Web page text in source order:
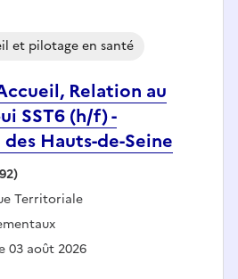
Relation au
SST6 (h/f) -
Hauts-de-Seine
et pilotage en santé
:Territoriale
03 août 2026